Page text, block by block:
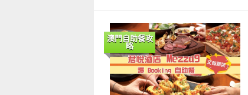
澳門自助餐攻
略